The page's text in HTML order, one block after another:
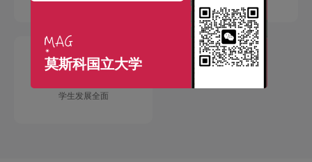
学生发展全面
莫斯科国立大学